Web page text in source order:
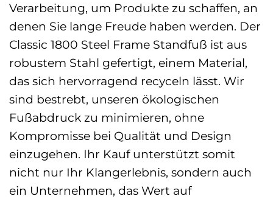
Verarbeitung, um Produkte zu schaffen, an
denen Sie lange Freude haben werden. Der
Classic 1800 Steel Frame Standfuß ist aus
robustem Stahl gefertigt, einem Material,
das sich hervorragend recyceln lässt. Wir
sind bestrebt, unseren ökologischen
Fußabdruck zu minimieren, ohne
Kompromisse bei Qualität und Design
einzugehen. Ihr Kauf unterstützt somit
nicht nur Ihr Klangerlebnis, sondern auch
ein Unternehmen, das Wert auf